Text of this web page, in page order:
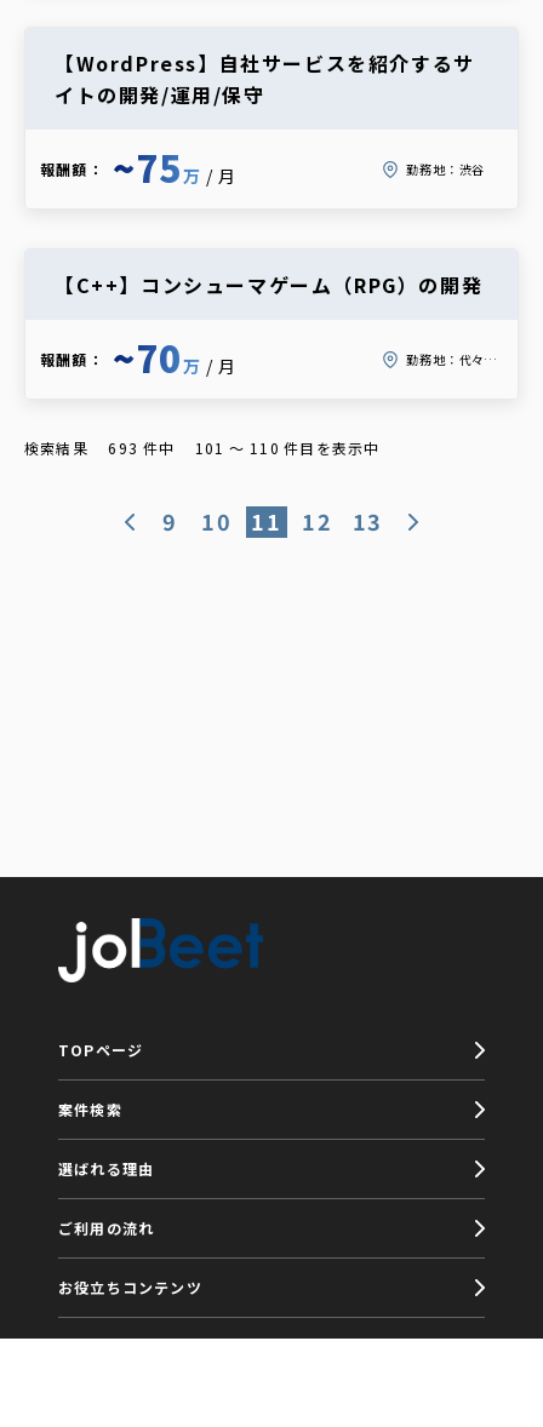
【WordPress】自社サービスを紹介するサ
イトの開発/運用/保守
報酬額： ~75万 /月 勤務地： 渋谷
【C++】コンシューマゲーム（RPG）の開発
報酬額： ~70万 /月 勤務地： 代々木駅
検索結果 693 件中 101 〜 110 件目を表示中
9 10 11 12 13
TOPページ
案件検索
選ばれる理由
ご利用の流れ
お役立ちコンテンツ